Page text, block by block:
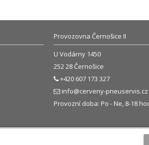
Provozovna Černošice II
U Vodárny 1450
252 28 Černošice
+420 607 173 327
info@cerveny-pneuservis.cz
Provozní doba: Po - Ne, 8-18